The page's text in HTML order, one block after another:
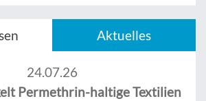
Aktuelles
24.07.26
Permethrin-haltige Textilien